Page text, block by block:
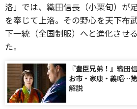
洛」では、織田信長（小栗旬）が
を奉じて上洛。その野心を天下布
下一統（全国制服）へと進化させ
た。
『豊臣兄弟！』織田
お市・家康・義昭…
解説